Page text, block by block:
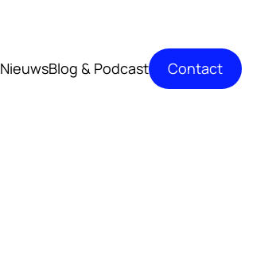
NieuwsBlog & Podcast Contact